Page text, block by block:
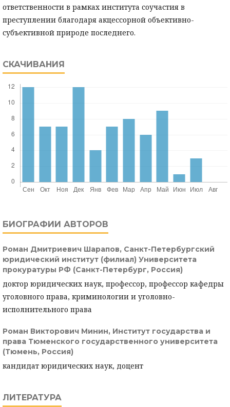
ответственности в рамках института соучастия в
преступлении благодаря акцессорной объективно-
субъективной природе последнего.
СКАЧИВАНИЯ
БИОГРАФИИ АВТОРОВ
Роман Дмитриевич Шарапов, Санкт-Петербургский
юридический институт (филиал) Университета
прокуратуры РФ (Санкт-Петербург, Россия)
доктор юридических наук, профессор, профессор кафедры
уголовного права, криминологии и уголовно-
исполнительного права
Роман Викторович Минин, Институт государства и
права Тюменского государственного университета
(Тюмень, Россия)
кандидат юридических наук, доцент
ЛИТЕРАТУРА